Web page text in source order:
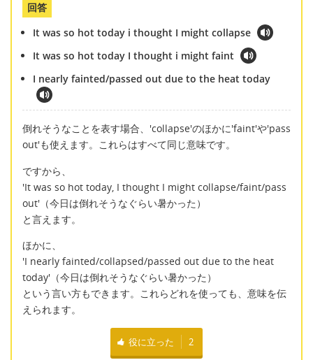
回答
It was so hot today i thought I might collapse
It was so hot today I thought i might faint
I nearly fainted/passed out due to the heat today
倒れそうなことを表す場合、'collapse'のほかに'faint'や'pass
out'も使えます。これらはすべて同じ意味です。
ですから、
'It was so hot today, I thought I might collapse/faint/pass
out'（今日は倒れそうなぐらい暑かった）
と言えます。
ほかに、
'I nearly fainted/collapsed/passed out due to the heat
today'（今日は倒れそうなぐらい暑かった）
という言い方もできます。これらどれを使っても、意味を伝
えられます。
役に立った 2